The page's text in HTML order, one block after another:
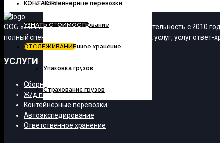
Контейнерные перевозки
Автоэкспедирование
Ответственное хранение
Упаковка грузов
Страхование грузов
КОНТАКТЫ
УЗНАТЬ СТОИМОСТЬ
ОТСЛЕЖИВАНИЕ
ООО «ЛенКомТранс» осуществляет свою деятельность с 2010
полный спектр транспортно-экспедиционных услуг, услуг ответ-
УСЛУГИ
Сборные грузы
Ж/д перевозки
Контейнерные перевозки
Автоэкспедирование
Ответственное хранение